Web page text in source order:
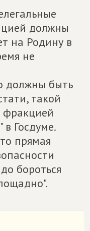
должны
на Родину в
не
должны быть
такой
фракцией
Госдуме.
прямая
бороться